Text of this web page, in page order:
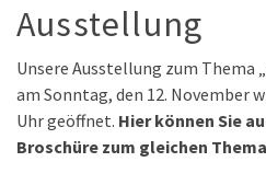
Ausstellung
Unsere Ausstellung zum Thema
am Sonntag, den 12. November
Uhr geöffnet. Hier können Sie
Broschüre zum gleichen